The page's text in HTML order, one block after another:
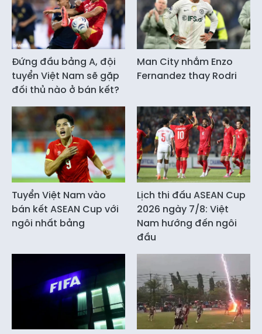
Đứng đầu bảng A, đội
tuyển Việt Nam sẽ gặp
đối thủ nào ở bán kết?
Man City nhắm Enzo
Fernandez thay Rodri
Tuyển Việt Nam vào
bán kết ASEAN Cup với
ngôi nhất bảng
Lịch thi đấu ASEAN Cup
2026 ngày 7/8: Việt
Nam hướng đến ngôi
đầu